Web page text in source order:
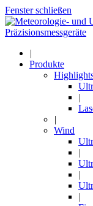
Fenster schließen
|
Produkte
|
|
Wind
|
|
|